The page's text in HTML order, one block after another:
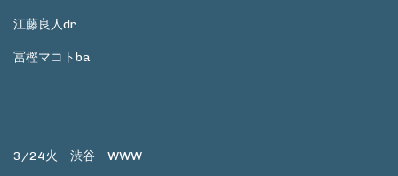
江藤良人dr
冨樫マコトba
3/24火 渋谷 WWW